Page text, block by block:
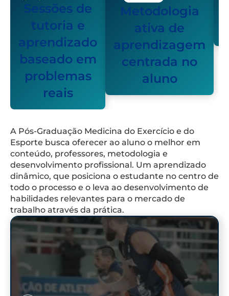
Sessões de
tutoria e
aprendizado
baseado em
problemas
reais
Metodologia
ativa de
aprendizagem
centrada no
aluno
A Pós-Graduação Medicina do Exercício e do
Esporte busca oferecer ao aluno o melhor em
conteúdo, professores, metodologia e
desenvolvimento profissional. Um aprendizado
dinâmico, que posiciona o estudante no centro de
todo o processo e o leva ao desenvolvimento de
habilidades relevantes para o mercado de
trabalho através da prática.